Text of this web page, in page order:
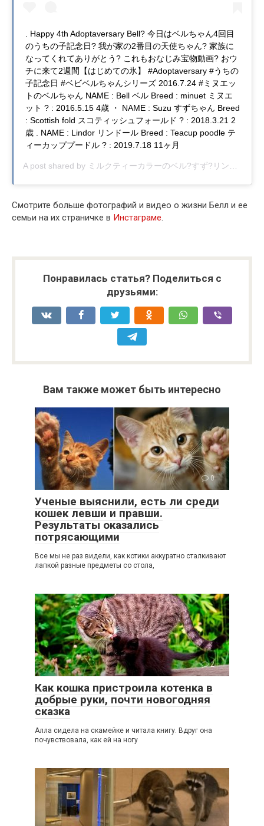
. Happy 4th Adoptaversary Bell? 今日はベルちゃん4回目
のうちの子記念日? 我が家の2番目の天使ちゃん? 家族に
なってくれてありがとう? これもおなじみ宝物動画? おウ
チに来て2週間【はじめての氷】 #Adoptaversary #うちの
子記念日 #ベビベルちゃんシリーズ 2016.7.24 #ミヌエッ
トのベルちゃん NAME : Bell ベル Breed : minuet ミヌエ
ット ? : 2016.5.15 4歳 ・ NAME : Suzu すずちゃん Breed
: Scottish fold スコティッシュフォールド ? : 2018.3.21 2
歳 . NAME : Lindor リンドール Breed : Teacup poodle テ
ィーカッププードル ? : 2019.7.18 11ヶ月
A post shared by ミルクティーカラーのベル?すず?リンドール?
Смотрите больше фотографий и видео о жизни Белл и ее
семьи на их страничке в Инстаграме.
Понравилась статья? Поделиться с
друзьями:
Вам также может быть интересно
0
Ученые выяснили, есть ли среди
кошек левши и правши.
Результаты оказались
потрясающими
Все мы не раз видели, как котики аккуратно сталкивают
лапкой разные предметы со стола,
2
Как кошка пристроила котенка в
добрые руки, почти новогодняя
сказка
Алла сидела на скамейке и читала книгу. Вдруг она
почувствовала, как ей на ногу